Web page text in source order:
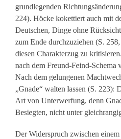
grundlegenden
224). Höcke kokettiert auch mit
Deutschen, Dinge ohne
zum Ende durchzuziehen (S.
diesen Charakterzug zu
nach dem Freund-Feind-Schema
Nach dem gelungenen
„Gnade“ walten lassen (S. 223):
Art von Unterwerfung, denn
Besiegten, nicht unter
Der Widerspruch zwischen